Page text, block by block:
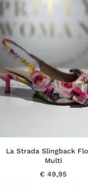
La Strada Slingback
Multi
€ 49,95